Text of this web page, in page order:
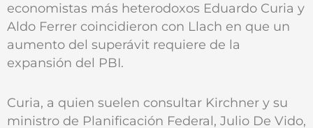
economistas más heterodoxos Eduardo Curia y
Aldo Ferrer coincidieron con Llach en que un
aumento del superávit requiere de la
expansión del PBI.
Curia, a quien suelen consultar Kirchner y su
ministro de Planificación Federal, Julio De Vido,